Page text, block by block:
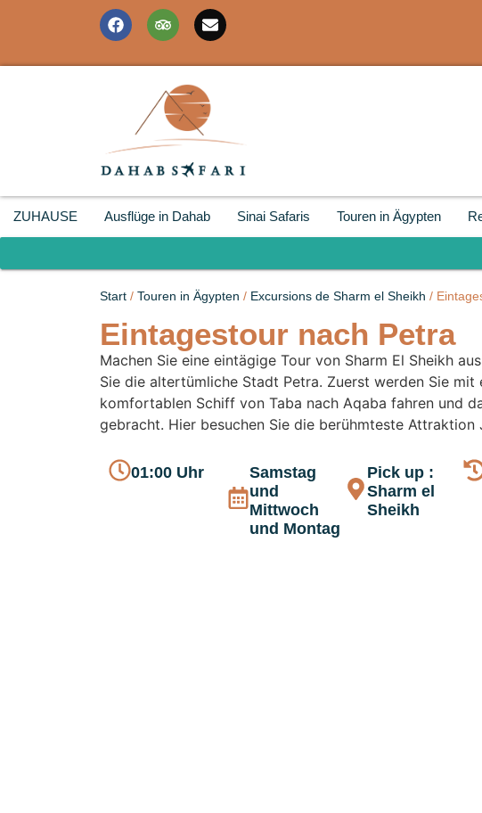
ZUHAUSE Ausflüge in Dahab Sinai Safaris Touren in Ägypten
Start / Touren in Ägypten / Excursions de Sharm el Sheikh /
Eintagestour nach Petra
Machen Sie eine eintägige Tour von Sharm El Sheikh
Sie die altertümliche Stadt Petra. Zuerst werden Sie mit
komfortablen Schiff von Taba nach Aqaba fahren und
gebracht. Hier besuchen Sie die berühmteste Attraktion
01:00 Uhr
Samstag
und
Mittwoch
und Montag
Pick up :
Sharm el
Sheikh